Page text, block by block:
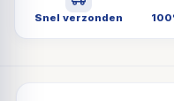
Snel verzonden